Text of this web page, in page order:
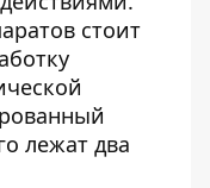
стоит
лежат два